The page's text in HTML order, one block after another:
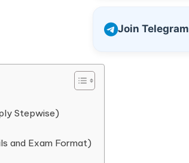
Join Telegram
Stepwise)
and Exam Format)